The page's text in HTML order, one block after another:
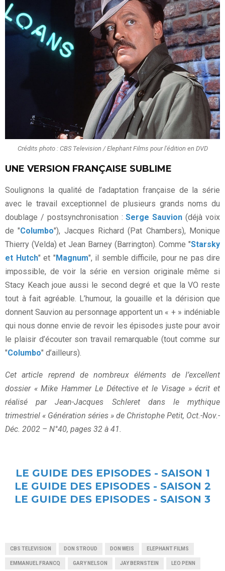
Crédits photo : CBS Television / Elephant Films pour l'édition en DVD
UNE VERSION FRANÇAISE SUBLIME
Soulignons la qualité de l’adaptation française de la série
avec le travail exceptionnel de plusieurs grands noms du
doublage / postsynchronisation :Serge Sauvion (déjà voix
de "Columbo"), Jacques Richard (Pat Chambers), Monique
Thierry (Velda) et Jean Barney (Barrington). Comme "Starsky
et Hutch" et "Magnum", il semble difficile, pour ne pas dire
impossible, de voir la série en version originale même si
Stacy Keach joue aussi le second degré et que la VO reste
tout à fait agréable. L’humour, la gouaille et la dérision que
donnent Sauvion au personnage apportent un « + » indéniable
qui nous donne envie de revoir les épisodes juste pour avoir
le plaisir d’écouter son travail remarquable (tout comme sur
"Columbo" d’ailleurs).
Cet article reprend de nombreux éléments de l’excellent
dossier « Mike Hammer Le Détective et le Visage » écrit et
réalisé par Jean-Jacques Schleret dans le mythique
trimestriel « Génération séries » de Christophe Petit, Oct.-Nov.-
Déc. 2002 – N°40, pages 32 à 41.
LE GUIDE DES EPISODES - SAISON 1
LE GUIDE DES EPISODES - SAISON 2
LE GUIDE DES EPISODES - SAISON 3
CBS TELEVISION DON STROUD DON WEIS ELEPHANT FILMS
EMMANUEL FRANCQ GARY NELSON JAY BERNSTEIN LEO PENN